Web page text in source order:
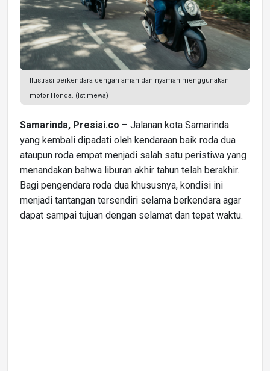
Ilustrasi berkendara dengan aman dan nyaman menggunakan
motor Honda. (Istimewa)
Samarinda, Presisi.co – Jalanan kota Samarinda
yang kembali dipadati oleh kendaraan baik roda dua
ataupun roda empat menjadi salah satu peristiwa yang
menandakan bahwa liburan akhir tahun telah berakhir.
Bagi pengendara roda dua khususnya, kondisi ini
menjadi tantangan tersendiri selama berkendara agar
dapat sampai tujuan dengan selamat dan tepat waktu.